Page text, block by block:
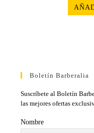
Boletín Barberalia
Suscríbete al Boletín
las mejores ofertas
Nombre